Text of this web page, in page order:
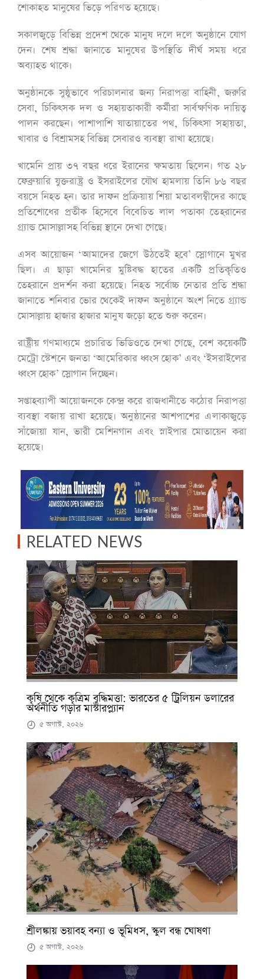
শোকাহত মানুষের ভিড়ে পরিণত হয়েছে।
সকালজুড়ে বিভিন্ন প্রদেশ থেকে মানুষ দলে দলে অনুষ্ঠানে যোগ
দেন। শেষ শ্রদ্ধা জানাতে মানুষের উপস্থিতি দীর্ঘ সময় ধরে
অব্যাহত থাকে।
অনুষ্ঠানকে সুষ্ঠুভাবে পরিচালনার জন্য নিরাপত্তা বাহিনী, জরুরি
সেবা, চিকিৎসক দল ও সহায়তাকারী কর্মীরা সার্বক্ষণিক দায়িত্ব
পালন করছেন। পাশাপাশি যাতায়াতের পথ, চিকিৎসা সহায়তা,
খাবার ও বিশ্রামসহ বিভিন্ন সেবারও ব্যবস্থা রাখা হয়েছে।
খামেনি প্রায় ৩৭ বছর ধরে ইরানের ক্ষমতায় ছিলেন। গত ২৮
ফেব্রুয়ারি যুক্তরাষ্ট্র ও ইসরাইলের যৌথ হামলায় তিনি ৮৬ বছর
বয়সে নিহত হন। তার দাফন প্রক্রিয়ায় শিয়া মতাবলম্বীদের কাছে
প্রতিশোধের প্রতীক হিসেবে বিবেচিত লাল পতাকা তেহরানের
গ্র্যান্ড মোসাল্লাসহ বিভিন্ন স্থানে দেখা গেছে।
এসব আয়োজন ‘আমাদের জেগে উঠতেই হবে’ স্লোগানে মুখর
ছিল। এ ছাড়া খামেনির মুষ্টিবদ্ধ হাতের একটি প্রতিকৃতিও
তেহরানে প্রদর্শন করা হয়েছে। নিহত সর্বোচ্চ নেতার প্রতি শ্রদ্ধা
জানাতে শনিবার ভোর থেকেই দাফন অনুষ্ঠানে অংশ নিতে গ্র্যান্ড
মোসাল্লায় হাজার হাজার মানুষ জড়ো হতে শুরু করেন।
রাষ্ট্রীয় গণমাধ্যমে প্রচারিত ভিডিওতে দেখা গেছে, বেশ কয়েকটি
মেট্রো স্টেশনে জনতা ‘আমেরিকার ধ্বংস হোক’ এবং ‘ইসরাইলের
ধ্বংস হোক’ স্লোগান দিচ্ছেন।
সপ্তাহব্যাপী আয়োজনকে কেন্দ্র করে রাজধানীতে কঠোর নিরাপত্তা
ব্যবস্থা বজায় রাখা হয়েছে। অনুষ্ঠানের আশপাশের এলাকাজুড়ে
সাঁজোয়া যান, ভারী মেশিনগান এবং স্নাইপার মোতায়েন করা
হয়েছে।
RELATED NEWS
কৃষি থেকে কৃত্রিম বুদ্ধিমত্তা: ভারতের ৫ ট্রিলিয়ন ডলারের
অর্থনীতি গড়ার মাস্টারপ্ল্যান
৫ অগাস্ট, ২০২৬
শ্রীলঙ্কায় ভয়াবহ বন্যা ও ভূমিধস, স্কুল বন্ধ ঘোষণা
৫ অগাস্ট, ২০২৬